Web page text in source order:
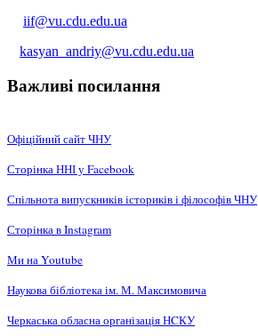
iif@vu.cdu.edu.ua
kasyan_andriy@vu.cdu.edu.ua
Важливі посилання
Офіційний сайт ЧНУ
Сторінка ННІ у Facebook
Спільнота випускників істориків і філософів ЧНУ
Сторінка в Instagram
Ми на Youtube
Наукова бібліотека ім. М. Максимовича
Черкаська обласна організація НCКУ